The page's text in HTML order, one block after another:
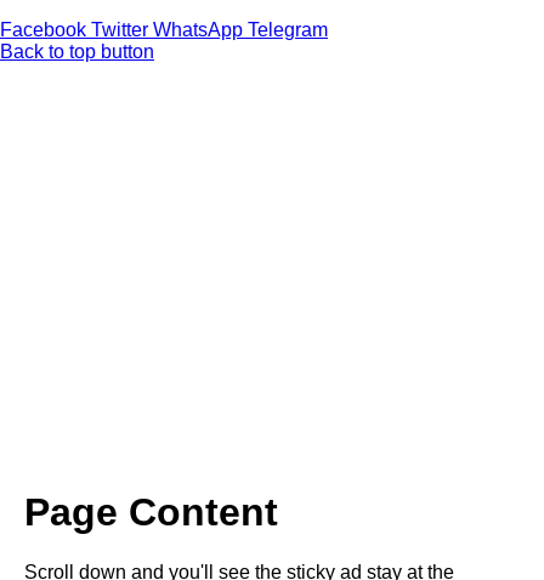
Facebook Twitter WhatsApp Telegram
Back to top button
Page Content
Scroll down and you'll see the sticky ad stay at the